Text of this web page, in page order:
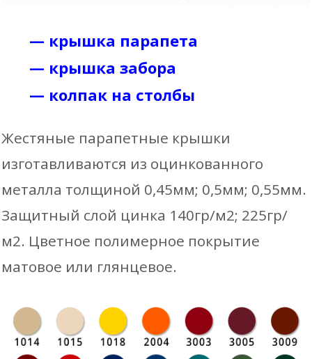
— крышка парапета
— крышка забора
— колпак на столбы
Жестяные парапетные крышки
изготавливаются из оцинкованного
металла толщиной 0,45мм; 0,5мм; 0,55мм.
Защитный слой цинка 140гр/м2; 225гр/
м2. Цветное полимерное покрытие
матовое или глянцевое.